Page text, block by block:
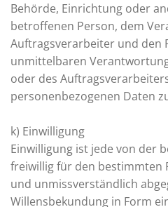
Behörde, Einrichtung oder
betroffenen Person, dem
Auftragsverarbeiter und den
unmittelbaren
oder des
personenbezogenen Daten
k) Einwilligung
Einwilligung ist jede von der
freiwillig für den bestimmten
und unmissverständlich
Willensbekundung in Form